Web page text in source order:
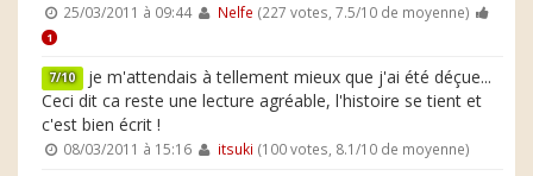
25/03/2011 à 09:44 Nelfe (227 votes, 7.5/10 de moyenne)
1
7/10 je m'attendais à tellement mieux que j'ai été déçue...
Ceci dit ca reste une lecture agréable, l'histoire se tient et
c'est bien écrit !
08/03/2011 à 15:16 itsuki (100 votes, 8.1/10 de moyenne)